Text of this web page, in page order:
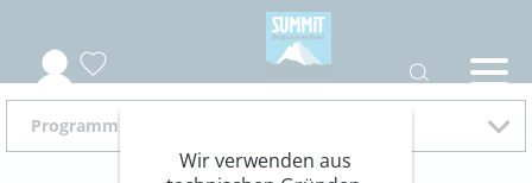
Programm 2026
Wir verwenden aus